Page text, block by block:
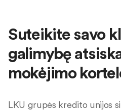
Suteikite savo
galimybę
mokėjimo
LKU grupės kredito unijos